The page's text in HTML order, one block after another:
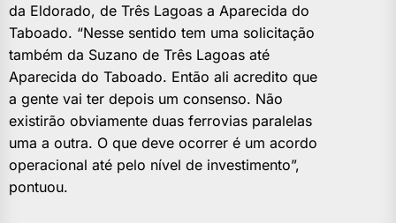
da Eldorado, de Três Lagoas a Aparecida do
Taboado. “Nesse sentido tem uma solicitação
também da Suzano de Três Lagoas até
Aparecida do Taboado. Então ali acredito que
a gente vai ter depois um consenso. Não
existirão obviamente duas ferrovias paralelas
uma a outra. O que deve ocorrer é um acordo
operacional até pelo nível de investimento”,
pontuou.